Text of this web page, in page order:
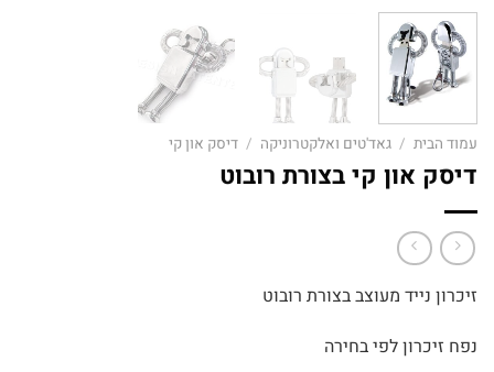
עמוד הבית / גאד'טים ואלקטרוניקה / דיסק און קי
דיסק און קי בצורת רובוט
זיכרון נייד מעוצב בצורת רובוט
נפח זיכרון לפי בחירה